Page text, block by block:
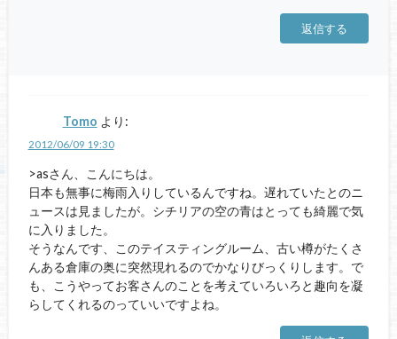
返信する
Tomo より:
2012/06/09 19:30
>asさん、こんにちは。
日本も無事に梅雨入りしているんですね。遅れていたとのニ
ュースは見ましたが。シチリアの空の青はとっても綺麗で気
に入りました。
そうなんです、このテイスティングルーム、古い樽がたくさ
んある倉庫の奥に突然現れるのでかなりびっくりします。で
も、こうやってお客さんのことを考えていろいろと趣向を凝
らしてくれるのっていいですよね。